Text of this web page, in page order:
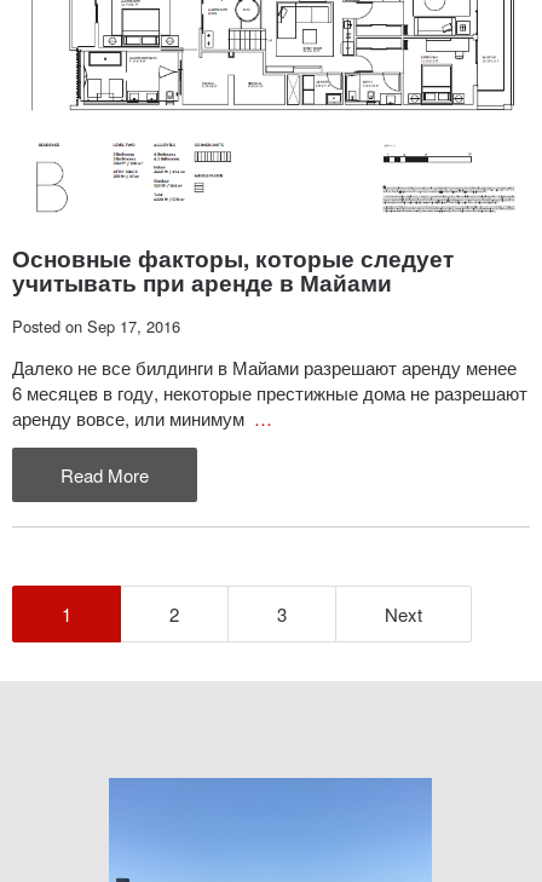
Основные факторы, которые следует
учитывать при аренде в Майами
Posted on Sep 17, 2016
Далеко не все билдинги в Майами разрешают аренду менее
6 месяцев в году, некоторые престижные дома не разрешают
аренду вовсе, или минимум …
Read More
1 2 3 Next